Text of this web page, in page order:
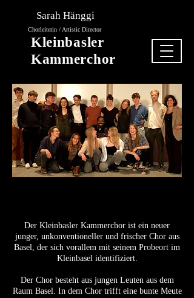
Sarah Hänggi
Chorleiterin / Artistic Director
Kleinbasler
Kammerchor
Der Kleinbasler Kammerchor ist ein neuer
junger, unkonventioneller und frischer Chor aus
Basel, der sich vorallem mit seinem Probeort im
Kleinbasel identifiziert.
Der Chor besteht aus jungen Leuten aus dem
Raum Basel. In dem Chor trifft eine bunte Meute